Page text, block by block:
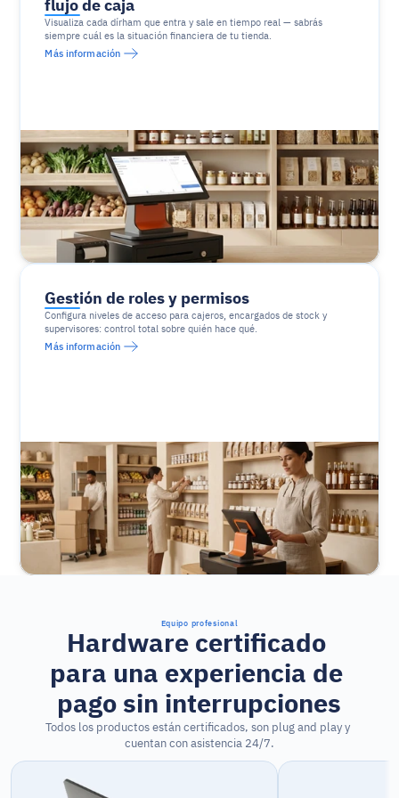
flujo de caja
Visualiza cada dírham que entra y sale en tiempo real — sabrás
siempre cuál es la situación financiera de tu tienda.
Más información
Gestión de roles y permisos
Configura niveles de acceso para cajeros, encargados de stock y
supervisores: control total sobre quién hace qué.
Más información
Equipo profesional
Hardware certificado
para una experiencia de
pago sin interrupciones
Todos los productos están certificados, son plug and play y
cuentan con asistencia 24/7.